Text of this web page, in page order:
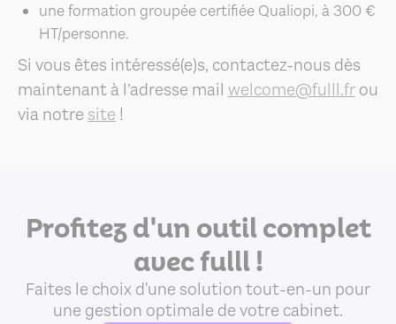
une formation groupée certifiée Qualiopi, à 300 €
HT/personne.
Si vous êtes intéressé(e)s, contactez-nous dès
maintenant à l’adresse mail welcome@fulll.frou
via notresite!
Profitez d'un outil complet
avec fulll !
Faites le choix d'une solution tout-en-un pour
une gestion optimale de votre cabinet.